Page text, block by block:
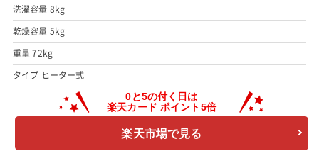
洗濯容量 8kg
乾燥容量 5kg
重量 72kg
タイプ ヒーター式
楽天市場で見る